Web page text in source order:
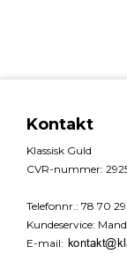
Kontakt
Klassisk Guld
CVR-nummer:
Telefonnr.: 78 70 29
Kundeservice:
E-mail: